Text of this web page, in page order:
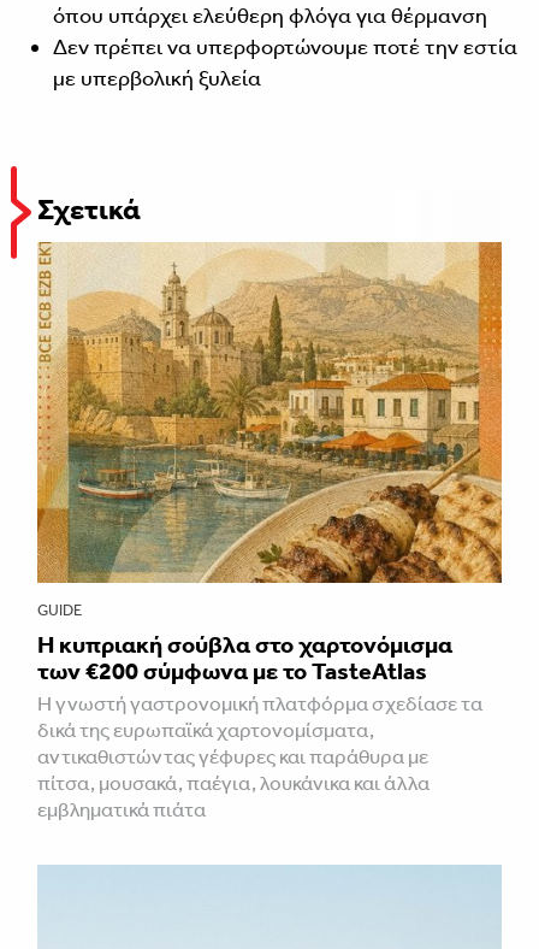
όπου υπάρχει ελεύθερη φλόγα για θέρμανση
Δεν πρέπει να υπερφορτώνουμε ποτέ την εστία
με υπερβολική ξυλεία
Σχετικά
GUIDE
Η κυπριακή σούβλα στο χαρτονόμισμα
των €200 σύμφωνα με το TasteAtlas
Η γνωστή γαστρονομική πλατφόρμα σχεδίασε τα
δικά της ευρωπαϊκά χαρτονομίσματα,
αντικαθιστώντας γέφυρες και παράθυρα με
πίτσα, μουσακά, παέγια, λουκάνικα και άλλα
εμβληματικά πιάτα